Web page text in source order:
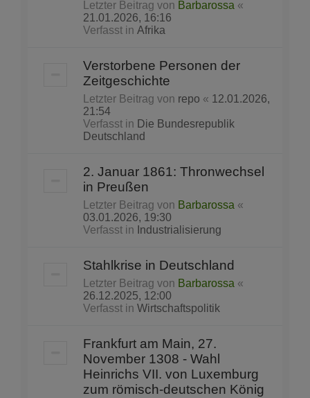
Letzter Beitrag von Barbarossa «
21.01.2026, 16:16
Verfasst in Afrika
Verstorbene Personen der
Zeitgeschichte
Letzter Beitrag von repo « 12.01.2026,
21:54
Verfasst in Die Bundesrepublik
Deutschland
2. Januar 1861: Thronwechsel
in Preußen
Letzter Beitrag von Barbarossa «
03.01.2026, 19:30
Verfasst in Industrialisierung
Stahlkrise in Deutschland
Letzter Beitrag von Barbarossa «
26.12.2025, 12:00
Verfasst in Wirtschaftspolitik
Frankfurt am Main, 27.
November 1308 - Wahl
Heinrichs VII. von Luxemburg
zum römisch-deutschen König